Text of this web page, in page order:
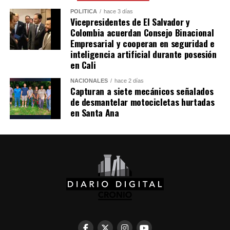
the ‘viking row’ to
Gianluigi
Donnarumma’s
wedding
pic.twitter.com/HP6MLIDybX
— Sky Sports Premier
League
participaron Sfera Ebbasta, referente del trap italiano, y
POLÍTICA hace 3 días
Vicepresidentes de El Salvador y
Colombia acuerdan Consejo Binacional
Empresarial y cooperan en seguridad e
inteligencia artificial durante posesión
en Cali
NACIONALES hace 2 días
Capturan a siete mecánicos señalados
de desmantelar motocicletas hurtadas
en Santa Ana